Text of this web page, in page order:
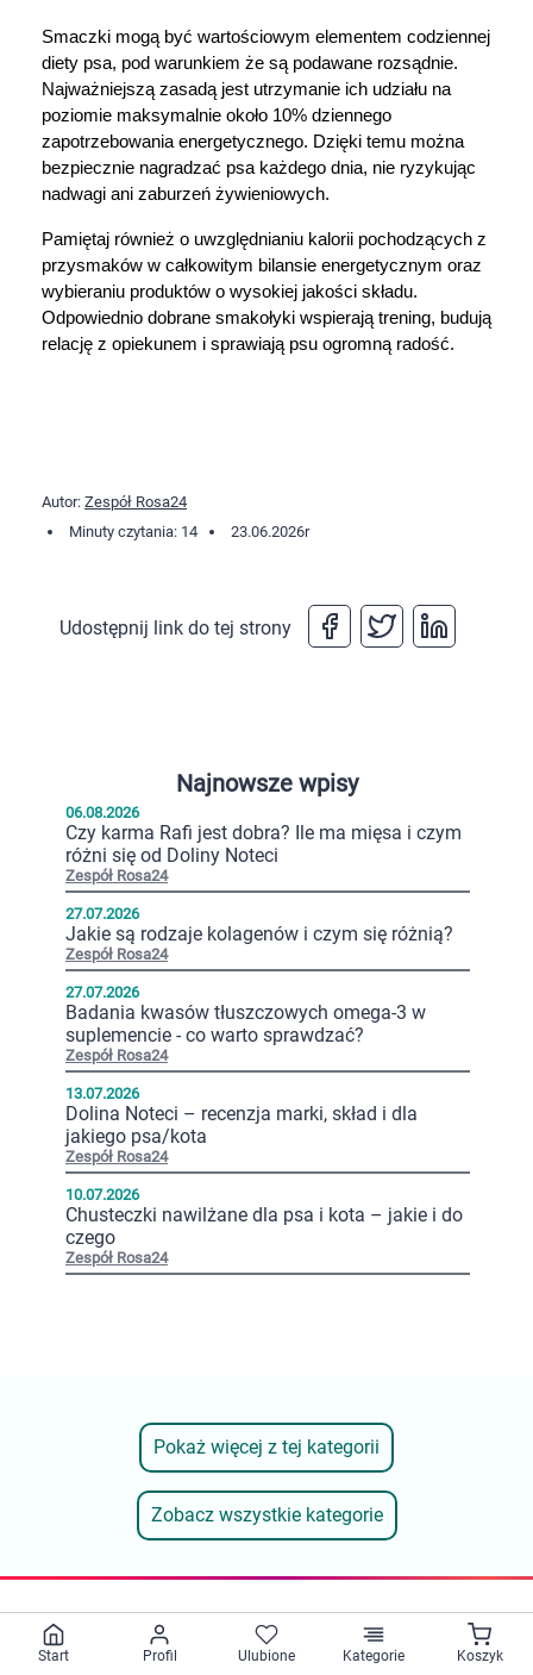
Smaczki mogą być wartościowym elementem codziennej
diety psa, pod warunkiem że są podawane rozsądnie.
Najważniejszą zasadą jest utrzymanie ich udziału na
poziomie maksymalnie około 10% dziennego
zapotrzebowania energetycznego. Dzięki temu można
bezpiecznie nagradzać psa każdego dnia, nie ryzykując
nadwagi ani zaburzeń żywieniowych.
Pamiętaj również o uwzględnianiu kalorii pochodzących z
przysmaków w całkowitym bilansie energetycznym oraz
wybieraniu produktów o wysokiej jakości składu.
Odpowiednio dobrane smakołyki wspierają trening, budują
relację z opiekunem i sprawiają psu ogromną radość.
Autor: Zespół Rosa24
Minuty czytania: 14
23.06.2026r
Udostępnij link do tej strony
Najnowsze wpisy
06.08.2026
Czy karma Rafi jest dobra? Ile ma mięsa i czym
różni się od Doliny Noteci
Zespół Rosa24
27.07.2026
Jakie są rodzaje kolagenów i czym się różnią?
Zespół Rosa24
27.07.2026
Badania kwasów tłuszczowych omega-3 w
suplemencie - co warto sprawdzać?
Zespół Rosa24
13.07.2026
Dolina Noteci – recenzja marki, skład i dla
jakiego psa/kota
Zespół Rosa24
10.07.2026
Chusteczki nawilżane dla psa i kota – jakie i do
czego
Zespół Rosa24
Zobacz wszystkie kategorie
Pokaż więcej z tej kategorii
Kontakt
Start Profil Ulubione Kategorie Koszyk